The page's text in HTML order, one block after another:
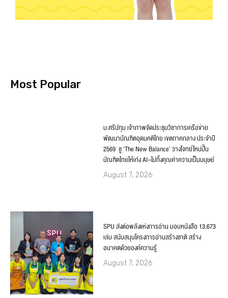
Most Popular
ม.ศรีปทุม เจ้าภาพจัดประชุมวิชาการเครือข่าย
พัฒนาบัณฑิตอุดมคติไทย เขตภาคกลาง ประจำปี
2569 ชู ‘The New Balance’ วางโจทย์ใหม่ปั้น
บัณฑิตไทยให้เก่ง AI–ไม่ทิ้งคุณค่าความเป็นมนุษย์
August 7, 2026
SPU ส่งต่อพลังแห่งการอ่าน มอบหนังสือ 13,673
เล่ม สนับสนุนโครงการอ่านสร้างชาติ สร้าง
อนาคตด้วยองค์ความรู้
August 7, 2026